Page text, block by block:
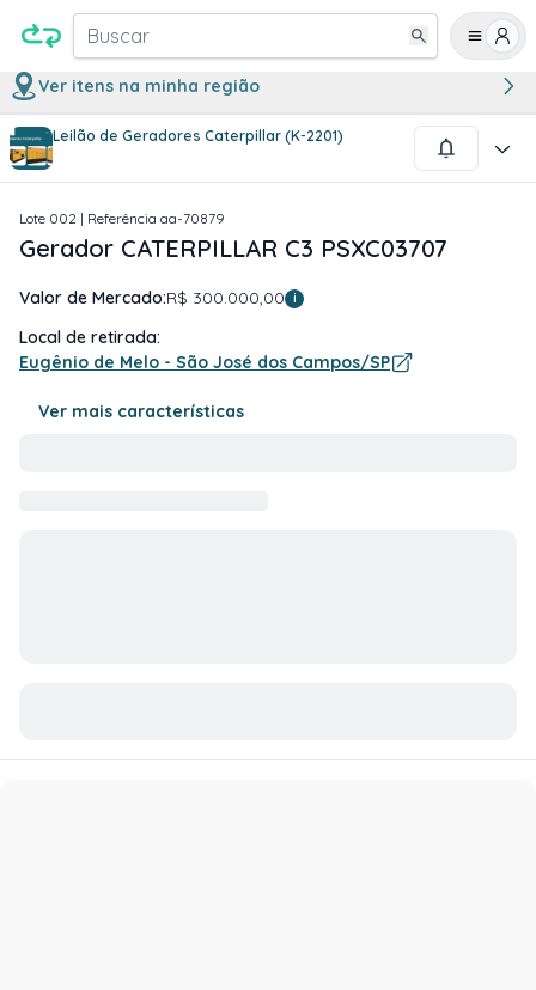
Buscar
Ver itens na minha região
Leilão de Geradores Caterpillar (K-2201)
1/17
Lote 002 | Referência aa-70879
Gerador CATERPILLAR C3 PSXC03707
Valor de Mercado:R$ 300.000,00 i
Local de retirada:
Eugênio de Melo - São José dos Campos/SP
Ver mais características